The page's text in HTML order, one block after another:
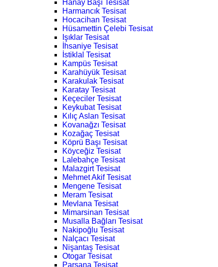
Hanay Başı Tesisat
Harmancık Tesisat
Hocacihan Tesisat
Hüsamettin Çelebi Tesisat
Işıklar Tesisat
İhsaniye Tesisat
İstiklal Tesisat
Kampüs Tesisat
Karahüyük Tesisat
Karakulak Tesisat
Karatay Tesisat
Keçeciler Tesisat
Keykubat Tesisat
Kılıç Aslan Tesisat
Kovanağzı Tesisat
Kozağaç Tesisat
Köprü Başı Tesisat
Köyceğiz Tesisat
Lalebahçe Tesisat
Malazgirt Tesisat
Mehmet Akif Tesisat
Mengene Tesisat
Meram Tesisat
Mevlana Tesisat
Mimarsinan Tesisat
Musalla Bağları Tesisat
Nakipoğlu Tesisat
Nalçacı Tesisat
Nişantaş Tesisat
Otogar Tesisat
Parsana Tesisat